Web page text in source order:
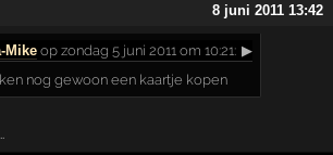
8 juni 2011 13:42
Mike op zondag 5 juni 2011 om 10:21: ▶
nog gewoon een kaartje kopen